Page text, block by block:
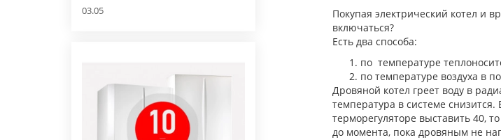
03.05
Покупая электрический котел и
включаться?
Есть два способа:
по температуре
по температуре воздуха в
Дровяной котел греет воду в
температура в системе
терморегуляторе выставить 40,
до момента, пока дровяным не